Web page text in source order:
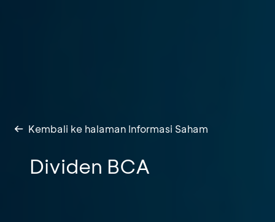
Kembali ke halaman Informasi Saham
Dividen BCA